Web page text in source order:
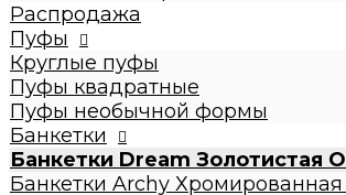
Пуфы квадратные
Dream
Archy
Другие модели (с принтом,
антивандальные, кожзам и т.п.)
Пуфы необычной формы
Банкетки
Распродажа
Пуфы
Круглые пуфы
Пуфы квадратные
Пуфы необычной формы
Банкетки
Банкетки Dream Золотистая
Банкетки Archy